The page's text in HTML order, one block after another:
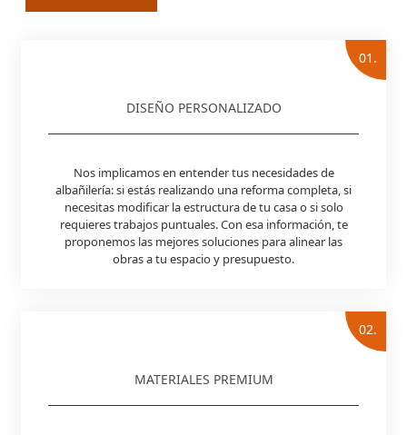
01.
DISEÑO PERSONALIZADO
Nos implicamos en entender tus necesidades de
albañilería: si estás realizando una reforma completa, si
necesitas modificar la estructura de tu casa o si solo
requieres trabajos puntuales. Con esa información, te
proponemos las mejores soluciones para alinear las
obras a tu espacio y presupuesto.
02.
MATERIALES PREMIUM